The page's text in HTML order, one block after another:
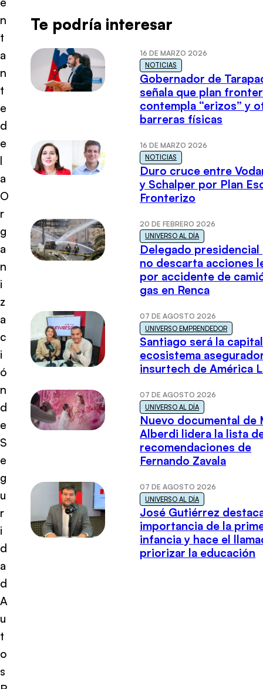
n
t
a
n
t
e
d
e
l
a
O
r
g
a
n
i
z
a
c
i
ó
n
d
e
S
e
g
u
r
i
d
a
d
A
u
t
o
s
Te podría interesar
16 DE MARZO 2026
NOTICIAS
Gobernador de
señala que plan
contempla “erizos” y
barreras físicas
16 DE MARZO 2026
NOTICIAS
Duro cruce entre
y Schalper por Plan
Fronterizo
20 DE FEBRERO 2026
UNIVERSO AL DÍA
Delegado presidencial
no descarta acciones
por accidente de
gas en Renca
07 DE AGOSTO 2026
UNIVERSO EMPRENDEDOR
Santiago será la
ecosistema
insurtech de América
07 DE AGOSTO 2026
UNIVERSO AL DÍA
Nuevo documental de
Alberdi lidera la lista
recomendaciones de
Fernando Zavala
07 DE AGOSTO 2026
UNIVERSO AL DÍA
José Gutiérrez
importancia de la
infancia y hace el
priorizar la educación